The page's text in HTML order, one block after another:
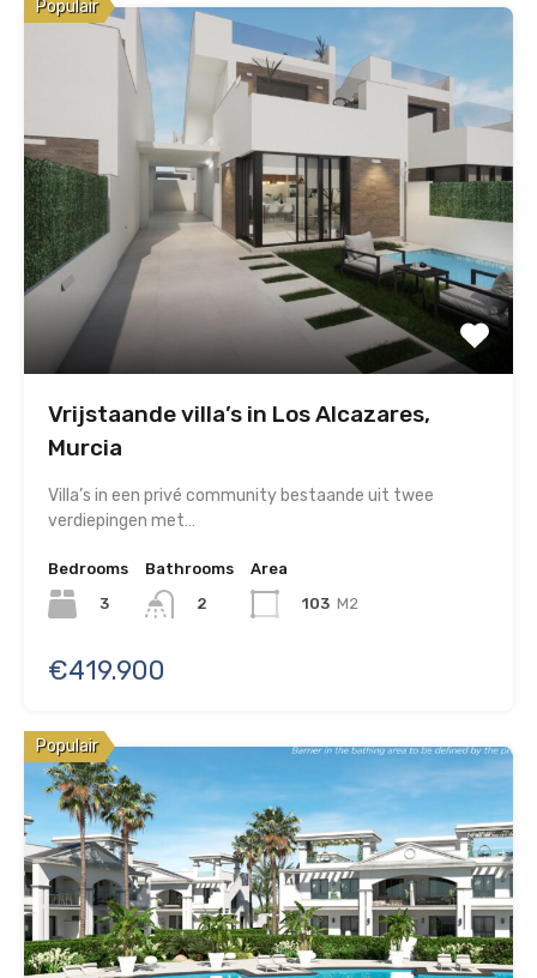
Populair
Vrijstaande villa’s in Los Alcazares,
Murcia
Villa’s in een privé community bestaande uit twee
verdiepingen met…
Bedrooms
3
Bathrooms
2
Area
103 M2
€419.900
Populair